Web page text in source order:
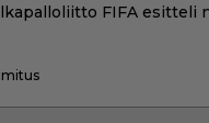
FIFA esitteli